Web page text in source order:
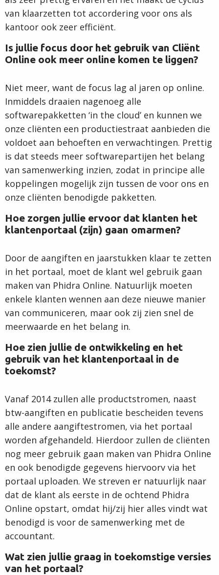
van klaarzetten tot accordering voor ons als
kantoor ook zeer efficiënt.
Is jullie focus door het gebruik van Cliënt
Online ook meer online komen te liggen?
Niet meer, want de focus lag al jaren op online.
Inmiddels draaien nagenoeg alle
softwarepakketten ‘in the cloud’ en kunnen we
onze cliënten een productiestraat aanbieden die
voldoet aan behoeften en verwachtingen. Prettig
is dat steeds meer softwarepartijen het belang
van samenwerking inzien, zodat in principe alle
koppelingen mogelijk zijn tussen de voor ons en
onze cliënten benodigde pakketten.
Hoe zorgen jullie ervoor dat klanten het
klantenportaal (zijn) gaan omarmen?
Door de aangiften en jaarstukken klaar te zetten
in het portaal, moet de klant wel gebruik gaan
maken van Phidra Online. Natuurlijk moeten
enkele klanten wennen aan deze nieuwe manier
van communiceren, maar ook zij zien snel de
meerwaarde en het belang in.
Hoe zien jullie de ontwikkeling en het
gebruik van het klantenportaal in de
toekomst?
Vanaf 2014 zullen alle productstromen, naast
btw-aangiften en publicatie bescheiden tevens
alle andere aangiftestromen, via het portaal
worden afgehandeld. Hierdoor zullen de cliënten
nog meer gebruik gaan maken van Phidra Online
en ook benodigde gegevens hiervoorv via het
portaal uploaden. We streven er natuurlijk naar
dat de klant als eerste in de ochtend Phidra
Online opstart, omdat hij/zij hier alles vindt wat
benodigd is voor de samenwerking met de
accountant.
Wat zien jullie graag in toekomstige versies
van het portaal?